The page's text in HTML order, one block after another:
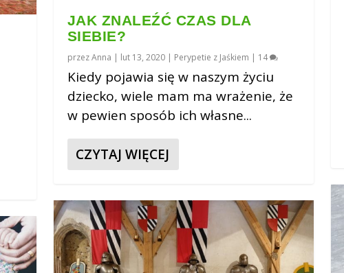
JAK ZNALEŹĆ CZAS DLA
SIEBIE?
przezAnna | lut 13, 2020| Perypetie z Jaśkiem | 14
Kiedy pojawia się w naszym życiu
dziecko, wiele mam ma wrażenie, że
w pewien sposób ich własne...
CZYTAJ WIĘCEJ